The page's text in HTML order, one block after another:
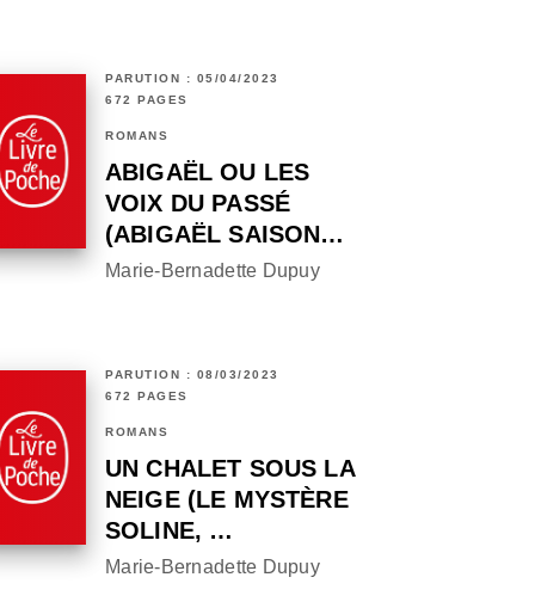
PARUTION : 05/04/2023
672 PAGES
ROMANS
ABIGAËL OU LES
VOIX DU PASSÉ
(ABIGAËL SAISON…
Marie-Bernadette Dupuy
PARUTION : 08/03/2023
672 PAGES
ROMANS
UN CHALET SOUS LA
NEIGE (LE MYSTÈRE
SOLINE, …
Marie-Bernadette Dupuy